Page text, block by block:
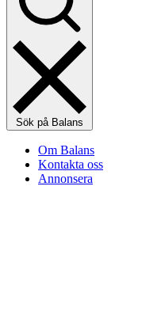
Sök på Balans
Om Balans
Kontakta oss
Annonsera